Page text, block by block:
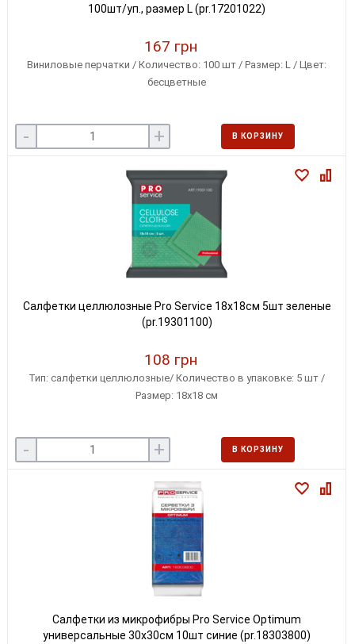
100шт/уп., размер L (pr.17201022)
167 грн
Виниловые перчатки / Количество: 100 шт / Размер: L / Цвет:
бесцветные
- + В КОРЗИНУ
Салфетки целлюлозные Pro Service 18x18см 5шт зеленые
(pr.19301100)
108 грн
Тип: салфетки целлюлозные/ Количество в упаковке: 5 шт /
Размер: 18х18 см
- + В КОРЗИНУ
Салфетки из микрофибры Pro Service Optimum
универсальные 30x30см 10шт синие (pr.18303800)